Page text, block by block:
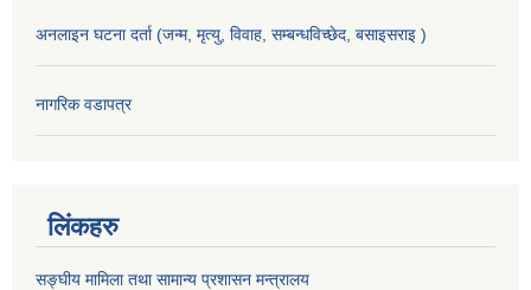
अनलाइन घटना दर्ता (जन्म, मृत्यु, विवाह, सम्बन्धविच्छेद, बसाइसराइ )
नागरिक वडापत्र
लिंकहरु
सङ्‍घीय मामिला तथा सामान्य प्रशासन मन्त्रालय